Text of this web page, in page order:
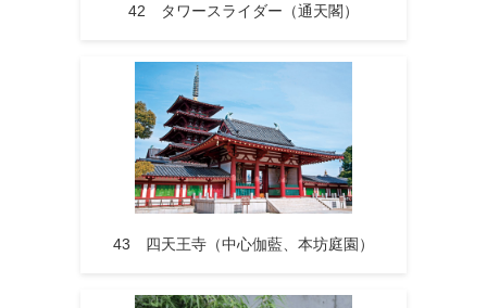
42 タワースライダー（通天閣）
43 四天王寺（中心伽藍、本坊庭園）